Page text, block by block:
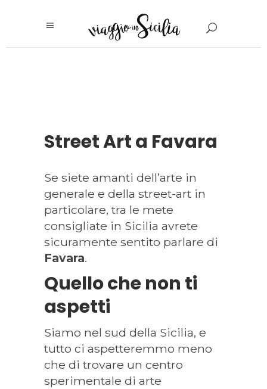
Street Art a Favara
Se siete amanti dell’arte in
generale e della street-art in
particolare, tra le mete
consigliate in Sicilia avrete
sicuramente sentito parlare di
Favara.
Quello che non ti
aspetti
Siamo nel sud della Sicilia, e
tutto ci aspetteremmo meno
che di trovare un centro
sperimentale di arte